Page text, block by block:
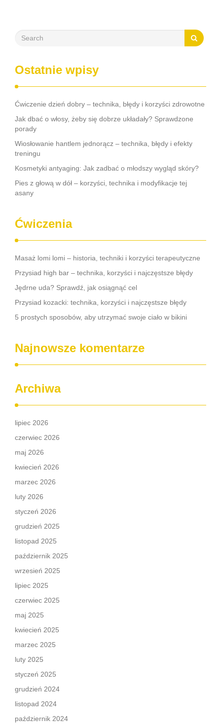
Ostatnie wpisy
Ćwiczenie dzień dobry – technika, błędy i korzyści zdrowotne
Jak dbać o włosy, żeby się dobrze układały? Sprawdzone
porady
Wiosłowanie hantlem jednorącz – technika, błędy i efekty
treningu
Kosmetyki antyaging: Jak zadbać o młodszy wygląd skóry?
Pies z głową w dół – korzyści, technika i modyfikacje tej
asany
Ćwiczenia
Masaż lomi lomi – historia, techniki i korzyści terapeutyczne
Przysiad high bar – technika, korzyści i najczęstsze błędy
Jędrne uda? Sprawdź, jak osiągnąć cel
Przysiad kozacki: technika, korzyści i najczęstsze błędy
5 prostych sposobów, aby utrzymać swoje ciało w bikini
Najnowsze komentarze
Archiwa
lipiec 2026
czerwiec 2026
maj 2026
kwiecień 2026
marzec 2026
luty 2026
styczeń 2026
grudzień 2025
listopad 2025
październik 2025
wrzesień 2025
lipiec 2025
czerwiec 2025
maj 2025
kwiecień 2025
marzec 2025
luty 2025
styczeń 2025
grudzień 2024
listopad 2024
październik 2024